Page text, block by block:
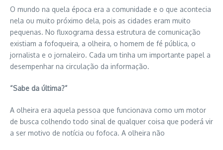
O mundo na quela época era a comunidade e o que acontecia
nela ou muito próximo dela, pois as cidades eram muito
pequenas. No fluxograma dessa estrutura de comunicação
existiam a fofoqueira, a olheira, o homem de fé pública, o
jornalista e o jornaleiro. Cada um tinha um importante papel a
desempenhar na circulação da informação.
“Sabe da última?”
A olheira era aquela pessoa que funcionava como um motor
de busca colhendo todo sinal de qualquer coisa que poderá vir
a ser motivo de notícia ou fofoca. A olheira não